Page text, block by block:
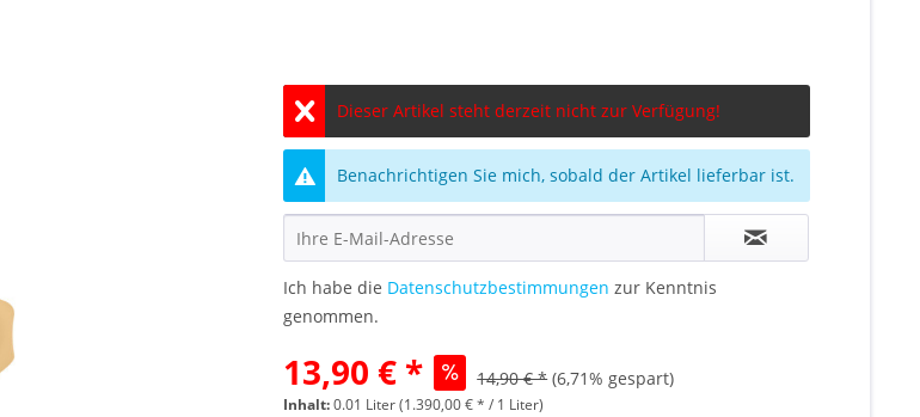
Dieser Artikel steht derzeit nicht zur Verfügung!
Benachrichtigen Sie mich, sobald der Artikel lieferbar ist.
Ich habe die Datenschutzbestimmungen zur Kenntnis
genommen.
13,90 € * 14,90 € * (6,71% gespart)
Inhalt:0.01 Liter (1.390,00 € * / 1 Liter)